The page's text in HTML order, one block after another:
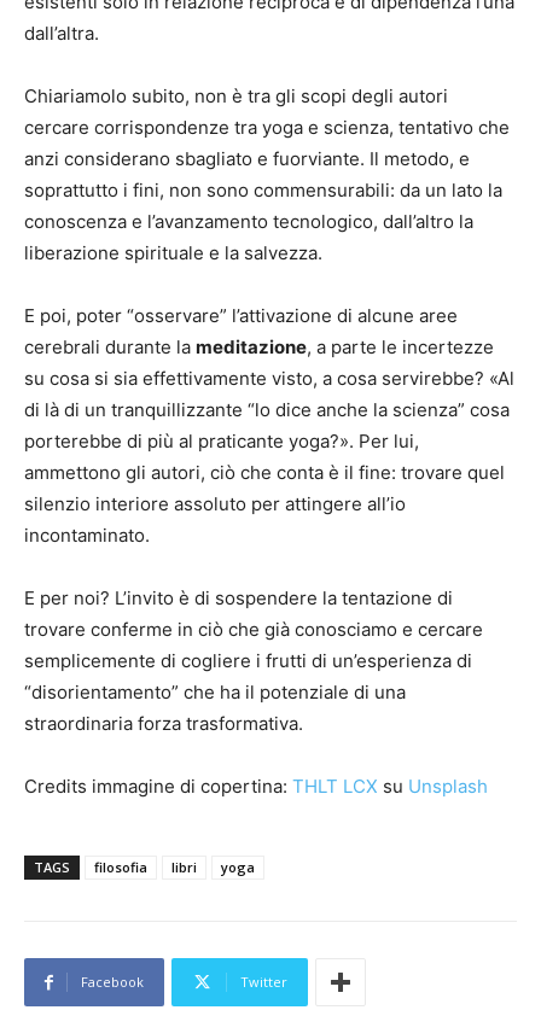
dall’altra.
Chiariamolo subito, non è tra gli scopi degli autori
cercare corrispondenze tra yoga e scienza, tentativo che
anzi considerano sbagliato e fuorviante. Il metodo, e
soprattutto i fini, non sono commensurabili: da un lato la
conoscenza e l’avanzamento tecnologico, dall’altro la
liberazione spirituale e la salvezza.
E poi, poter “osservare” l’attivazione di alcune aree
cerebrali durante la meditazione, a parte le incertezze
su cosa si sia effettivamente visto, a cosa servirebbe? «Al
di là di un tranquillizzante “lo dice anche la scienza” cosa
porterebbe di più al praticante yoga?». Per lui,
ammettono gli autori, ciò che conta è il fine: trovare quel
silenzio interiore assoluto per attingere all’io
incontaminato.
E per noi? L’invito è di sospendere la tentazione di
trovare conferme in ciò che già conosciamo e cercare
semplicemente di cogliere i frutti di un’esperienza di
“disorientamento” che ha il potenziale di una
straordinaria forza trasformativa.
Credits immagine di copertina: THLT LCX su Unsplash
TAGS filosofia libri yoga
Facebook Twitter